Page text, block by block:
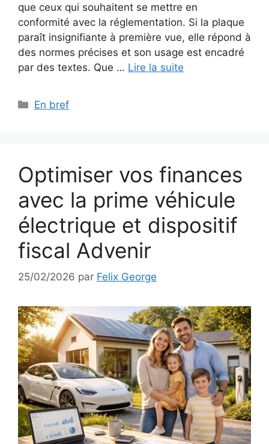
que ceux qui souhaitent se mettre en
conformité avec la réglementation. Si la plaque
paraît insignifiante à première vue, elle répond à
des normes précises et son usage est encadré
par des textes. Que … Lire la suite
Catégories
En bref
Optimiser vos finances
avec la prime véhicule
électrique et dispositif
fiscal Advenir
25/02/2026 par Felix George